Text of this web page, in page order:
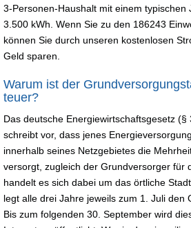
3-Personen-Haushalt mit einem typischen
3.500 kWh. Wenn Sie zu den 186243
können Sie durch unseren kostenlosen
Geld sparen.
Warum ist der
teuer?
Das deutsche Energiewirtschaftsgesetz (§
schreibt vor, dass jenes
innerhalb seines Netzgebietes die
versorgt, zugleich der Grundversorger für
handelt es sich dabei um das örtliche
legt alle drei Jahre jeweils zum 1. Juli den
Bis zum folgenden 30. September wird